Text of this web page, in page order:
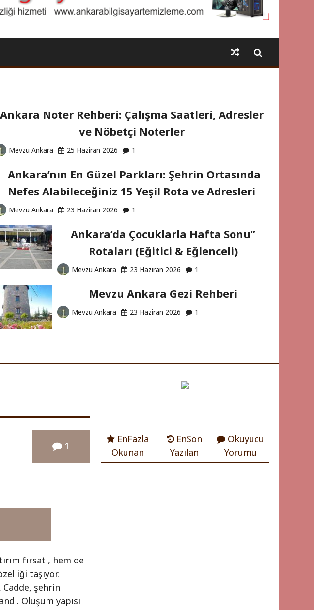
Ankara Noter Rehberi: Çalışma Saatleri, Adresler
ve Nöbetçi Noterler
Mevzu Ankara 25 Haziran 2026 1
Ankara’nın En Güzel Parkları: Şehrin Ortasında
Nefes Alabileceğiniz 15 Yeşil Rota ve Adresleri
Mevzu Ankara 23 Haziran 2026 1
Ankara’da Çocuklarla Hafta Sonu”
Rotaları (Eğitici & Eğlenceli)
Mevzu Ankara 23 Haziran 2026 1
Mevzu Ankara Gezi Rehberi
Mevzu Ankara 23 Haziran 2026 1
1
fırsatı, hem de
taşıyor.
Cadde, şehrin
Oluşum yapısı
EnFazla
Okunan
EnSon
Yazılan
Okuyucu
Yorumu